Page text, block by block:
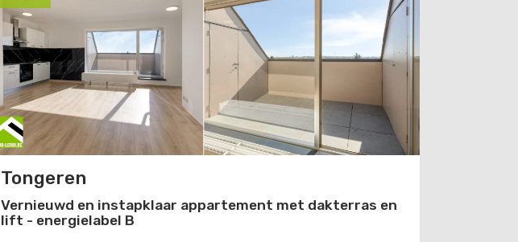
Tongeren
Vernieuwd en instapklaar appartement met dakterras en
lift - energielabel B